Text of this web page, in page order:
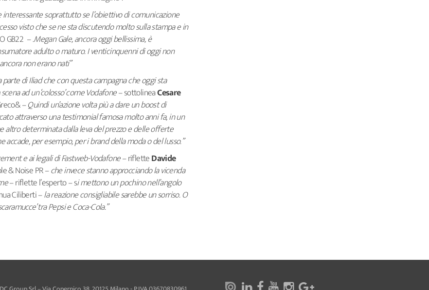
interessante soprattutto se l’obiettivo di comunicazione
visto che se ne sta discutendo molto sulla stampa e in
GB22 – .Megan Gale, ancora oggi bellissima, è
adulto o maturo. I venticinquenni di oggi non
non erano nati”
di Iliad che con questa campagna che oggi sta
ad un ‘colosso’ come Vodafone– sottolineaCesare
–Quindi un’azione volta più a dare un boost di
attraverso una testimonial famosa molto anni fa, in un
determinata dalla leva del prezzo e delle offerte
per esempio, per i brand della moda o del lusso.”
e ai legali di Fastweb-Vodafone– rifletteDavide
& Noise PR –che invece stanno approcciando la vicenda
– riflette l’esperto – si mettono un pochino nell’angolo
Ciliberti –la reazione consigliabile sarebbe un sorriso. O
tra Pepsi e Coca-Cola.”